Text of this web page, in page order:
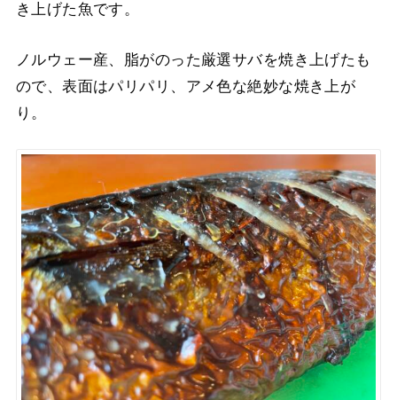
き上げた魚です。
ノルウェー産、脂がのった厳選サバを焼き上げたも
ので、表面はパリパリ、アメ色な絶妙な焼き上が
り。